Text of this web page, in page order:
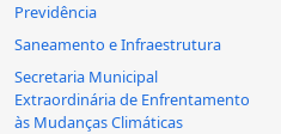
Previdência
Saneamento e Infraestrutura
Secretaria Municipal
Extraordinária de Enfrentamento
às Mudanças Climáticas